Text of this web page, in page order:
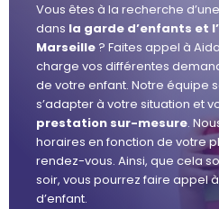
Vous êtes à la recherche
dans la garde d’enfants et
Marseille ? Faites appel à
charge vos différentes
de votre enfant. Notre équipe
s’adapter à votre situation et
prestation sur-mesure.
horaires en fonction de votre
rendez-vous. Ainsi, que cela
soir, vous pourrez faire appel
d’enfant.